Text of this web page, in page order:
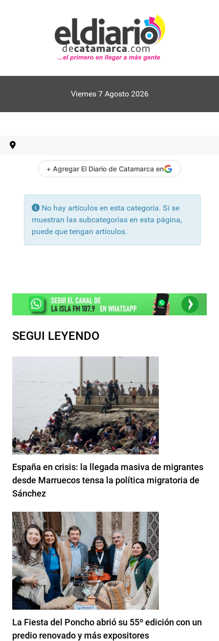
Viernes 7 Agosto 2026
+ Agregar El Diario de Catamarca en
Información
No hay artículos en esta categoría. Si se
muestran las subcategorías en esta página,
puede que tengan artículos.
SEGUI LEYENDO
España en crisis: la llegada masiva de migrantes
desde Marruecos tensa la política migratoria de
Sánchez
La Fiesta del Poncho abrió su 55º edición con un
predio renovado y más expositores